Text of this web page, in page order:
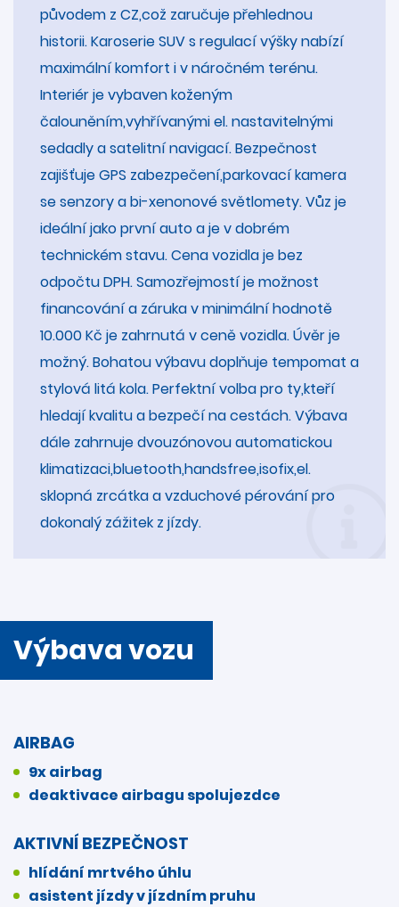
původem z CZ,což zaručuje přehlednou
historii. Karoserie SUV s regulací výšky nabízí
maximální komfort i v náročném terénu.
Interiér je vybaven koženým
čalouněním,vyhřívanými el. nastavitelnými
sedadly a satelitní navigací. Bezpečnost
zajišťuje GPS zabezpečení,parkovací kamera
se senzory a bi-xenonové světlomety. Vůz je
ideální jako první auto a je v dobrém
technickém stavu. Cena vozidla je bez
odpočtu DPH. Samozřejmostí je možnost
financování a záruka v minimální hodnotě
10.000 Kč je zahrnutá v ceně vozidla. Úvěr je
možný. Bohatou výbavu doplňuje tempomat a
stylová litá kola. Perfektní volba pro ty,kteří
hledají kvalitu a bezpečí na cestách. Výbava
dále zahrnuje dvouzónovou automatickou
klimatizaci,bluetooth,handsfree,isofix,el.
sklopná zrcátka a vzduchové pérování pro
dokonalý zážitek z jízdy.
Výbava vozu
AIRBAG
9x airbag
deaktivace airbagu spolujezdce
AKTIVNÍ BEZPEČNOST
hlídání mrtvého úhlu
asistent jízdy v jízdním pruhu